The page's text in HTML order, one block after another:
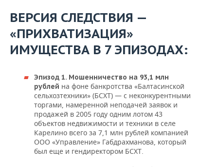
ВЕРСИЯ СЛЕДСТВИЯ —
«ПРИХВАТИЗАЦИЯ»
ИМУЩЕСТВА В 7 ЭПИЗОДАХ:
Эпизод 1. Мошенничество на 93,1 млн
рублей на фоне банкротства «Балтасинской
сельхозтехники» (БСХТ) — с неконкурентными
торгами, намеренной неподачей заявок и
продажей в 2005 году одним лотом 43
объектов недвижимости и техники в селе
Карелино всего за 7,1 млн рублей компанией
ООО «Управление» Габдрахманова, который
был еще и гендиректором БСХТ.